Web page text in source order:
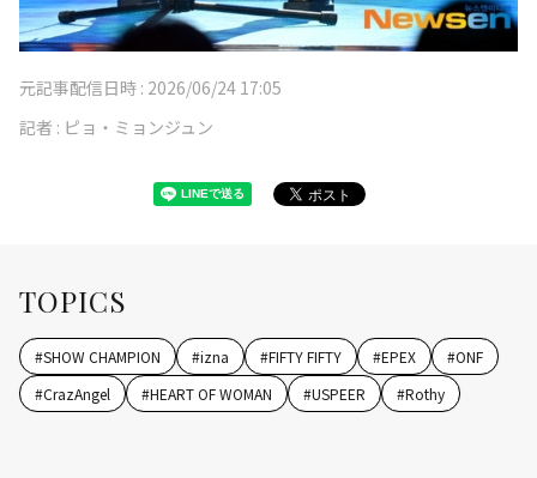
元記事配信日時 : 2026/06/24 17:05
記者 : ピョ・ミョンジュン
TOPICS
#SHOW CHAMPION #izna #FIFTY FIFTY #EPEX #ONF
#CrazAngel #HEART OF WOMAN #USPEER #Rothy